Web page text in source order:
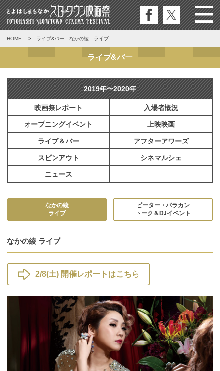
とよはしまちなかスロータウン映
画祭
Menu
公式
公式
HOME ライブ&バー なかの綾 ライブ
ライブ&バー
2019年〜2020年
映画祭レポート 入場者概況
オープニングイベント 上映映画
ライブ＆バー アフターアワーズ
スピンアウト シネマルシェ
ニュース
なかの綾
ライブ
ピーター・バラカン
トーク＆DJイベント
なかの綾 ライブ
2/8(土) 開催レポートはこちら